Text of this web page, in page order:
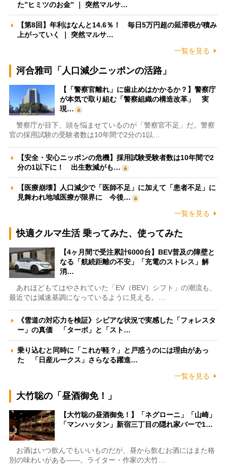
た”ヒミツのお金” ｜ 突然マルサ…
【第8回】年利はなんと14.6％！ 毎日5万円超の延滞税が積み
上がっていく ｜ 突然マルサ…
一覧を見る
河合雅司「人口減少ニッポンの活路」
【「警察官離れ」に歯止めはかかるか？】警察庁
が本気で取り組む「警察組織の構造改革」 実
現…
警察庁が目下、頭を悩ませているのが「警察官不足」だ。警察
官の採用試験の受験者数は10年間で2分の1以…
【安全・安心ニッポンの危機】採用試験受験者数は10年間で2
分の1以下に！ 出生数減がも…
【医療崩壊】人口減少で「医師不足」に加えて「患者不足」に
見舞われ地域医療が限界に 今後…
一覧を見る
快適クルマ生活 乗ってみた、使ってみた
【4ヶ月間で受注累計6000台】BEV普及の障壁と
なる「航続距離の不安」「充電のストレス」解
消…
あれほどもてはやされていた「EV（BEV）シフト」の潮流も、
最近では減速基調になっているように見える。…
《雪道の対応力を検証》シビアな状況で実感した「フォレスタ
ー」の真価 「ターボ」と「スト…
乗り込むと同時に「これが軽？」と戸惑うのには理由があっ
た 「日産ルークス」さらなる躍進…
一覧を見る
大竹聡の「昼酒御免！」
【大竹聡の昼酒御免！】「ネグローニ」「山崎」
「マンハッタン」新宿三丁目の隠れ家バーで1…
お酒はいつ飲んでもいいものだが、昼から飲むお酒にはまた格
別の味わいがある――。ライター・作家の大竹…